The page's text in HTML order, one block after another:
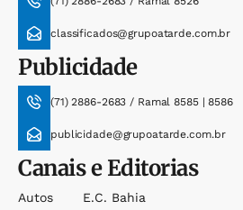
classificados@grupoatarde.com.br
Publicidade
(71) 2886-2683 / Ramal 8585 | 8586
publicidade@grupoatarde.com.br
Canais e Editorias
Autos
E.c. Bahia